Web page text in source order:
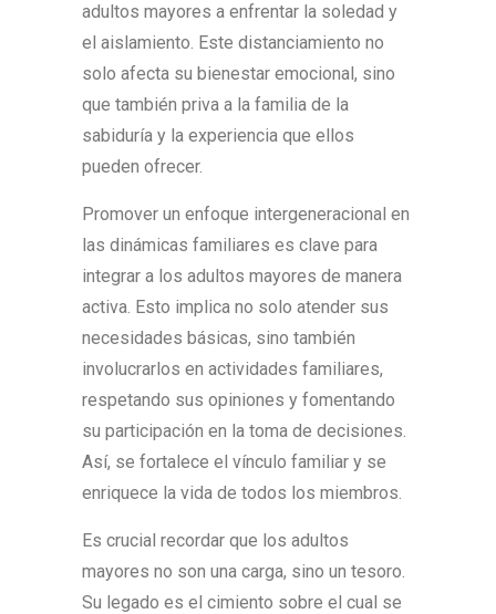
adultos mayores a enfrentar la soledad y
el aislamiento. Este distanciamiento no
solo afecta su bienestar emocional, sino
que también priva a la familia de la
sabiduría y la experiencia que ellos
pueden ofrecer.
Promover un enfoque intergeneracional en
las dinámicas familiares es clave para
integrar a los adultos mayores de manera
activa. Esto implica no solo atender sus
necesidades básicas, sino también
involucrarlos en actividades familiares,
respetando sus opiniones y fomentando
su participación en la toma de decisiones.
Así, se fortalece el vínculo familiar y se
enriquece la vida de todos los miembros.
Es crucial recordar que los adultos
mayores no son una carga, sino un tesoro.
Su legado es el cimiento sobre el cual se